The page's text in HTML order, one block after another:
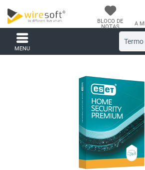
BLOCO DE
NOTAS
A
MENU